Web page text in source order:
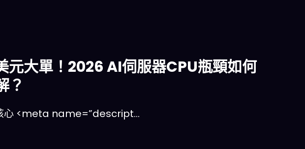
大單！2026 AI伺服器CPU瓶頸如何
？
心 <meta name=”descript…